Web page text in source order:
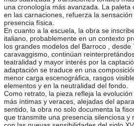
una cronología más avanzada. La paleta
en las carnaciones, refuerza la
presencia física.
En cuanto a la escuela, la obra se
italiano, probablemente en un contexto
los grandes modelos del Barroco , desde
caravaggismo, continúan
teatralidad y mayor interés por la
adaptación se traduce en una
menor carga escenográfica, rasgos
elementos y en la neutralidad del fondo.
Como retrato, la pieza refleja la
más íntimas y veraces, alejadas del
sentido, la obra no solo documenta la
que transmite una presencia silenciosa y